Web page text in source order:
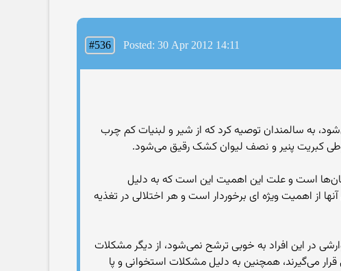
#536 Posted: 30 Apr 2012 14:11
به سالمندان توصیه کرد که از شیر و لبنیات کم چرب
است و علت این اهمیت این است که به دلیل
از اهمیت ویژه ای برخوردار است و هر اختلالی در تغذیه
در این افراد به خوبی ترشح نمی‌شود، از دیگر مشکلات
می‌گیرند، همچنین به دلیل مشکلات استخوانی و پا